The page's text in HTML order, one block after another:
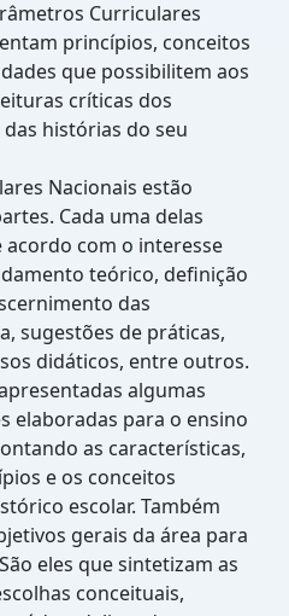
Curriculares
princípios, conceitos
que possibilitem aos
críticas dos
histórias do seu
Nacionais estão
Cada uma delas
com o interesse
teórico, definição
das
sugestões de práticas,
didáticos, entre outros.
algumas
elaboradas para o ensino
as características,
e os conceitos
escolar. Também
gerais da área para
eles que sintetizam as
conceituais,